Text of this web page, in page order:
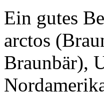
Ein gutes
arctos
Braunbär),